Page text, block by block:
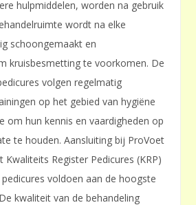
hulpmiddelen, worden na gebruik
wordt na elke
schoongemaakt en
kruisbesmetting te voorkomen. De
volgen regelmatig
op het gebied van hygiëne
om hun kennis en vaardigheden op
te houden. Aansluiting bij ProVoet
Kwaliteits Register Pedicures (KRP)
voldoen aan de hoogste
kwaliteit van de behandeling